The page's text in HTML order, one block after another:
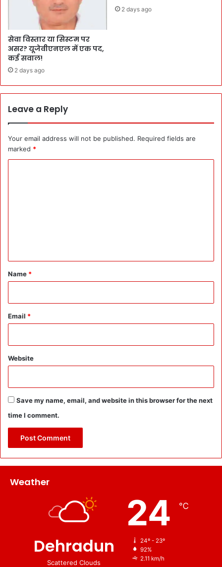
सेवा विस्तार या सिस्टम पर
असर? यूजेवीएनएल में एक पद,
कई सवाल!
2 days ago
2 days ago
Leave a Reply
Your email address will not be published. Required fields are
marked *
*
Name *
Email *
Website
Save my name, email, and website in this browser for the next
time I comment.
Weather
Dehradun
Scattered Clouds
24 ℃
24º - 23º
92%
2.11 km/h